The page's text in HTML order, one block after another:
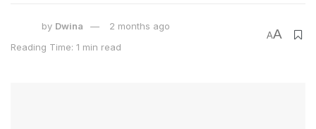
by Dwina
2 months ago
Reading Time: 1 min read
AA